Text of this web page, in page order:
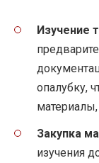
Изучение
опалубку,
Закупка
изучения